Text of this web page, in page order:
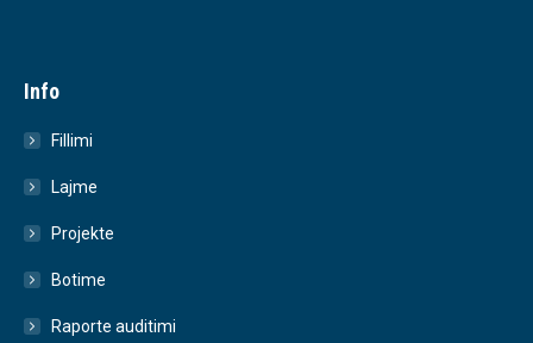
Info
Fillimi
Lajme
Projekte
Botime
Raporte auditimi